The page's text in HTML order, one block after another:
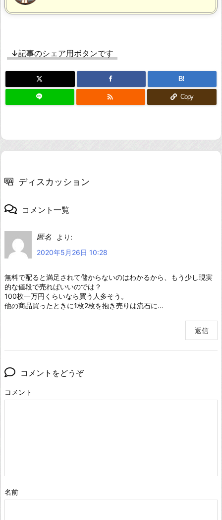
↓記事のシェア用ボタンです
B!
 Copy
ディスカッション
コメント一覧
匿名
より:
2020年5月26日 10:28
無料で配ると満足されて儲からないのはわかるから、もう少し現実
的な値段で売ればいいのでは？
100枚一万円くらいなら買う人多そう。
他の商品買ったときに1枚2枚を抱き売りは流石に…
返信
コメントをどうぞ
コメント
名前